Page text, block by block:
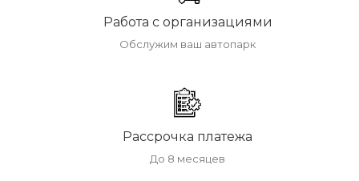
Работа с организациями
Обслужим ваш автопарк
Рассрочка платежа
До 8 месяцев